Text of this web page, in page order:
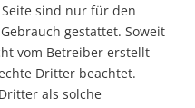
sind nur für den
gestattet. Soweit
vom Betreiber erstellt
Dritter beachtet.
als solche